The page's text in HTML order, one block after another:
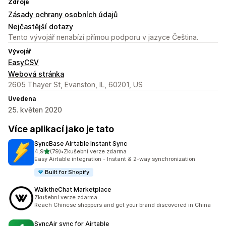
Zdroje
Zásady ochrany osobních údajů
Nejčastější dotazy
Tento vývojář nenabízí přímou podporu v jazyce Čeština.
Vývojář
EasyCSV
Webová stránka
2605 Thayer St, Evanston, IL, 60201, US
Uvedena
25. květen 2020
Více aplikací jako je tato
SyncBase Airtable Instant Sync
4,9z 5 hvězd
(79)
Celkový počet recenzí: 79
•Zkušební verze zdarma
Easy Airtable integration - Instant & 2-way synchronization
Built for Shopify
WalktheChat Marketplace
Zkušební verze zdarma
Reach Chinese shoppers and get your brand discovered in China
SyncAir sync for Airtable